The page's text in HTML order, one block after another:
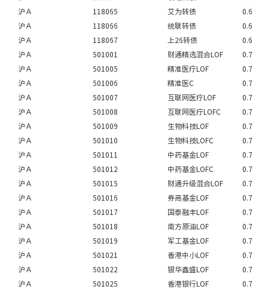
沪Ａ
118065 艾为转债
0.6
沪Ａ
118066 统联转债
0.6
沪Ａ
118067 上26转债
0.6
沪Ａ
501001 财通精选混合LOF
0.7
沪Ａ
501005 精准医疗LOF
0.7
沪Ａ
501006 精准医C
0.7
沪Ａ
501007 互联网医疗LOF
0.7
沪Ａ
501008 互联网医疗LOFC
0.7
沪Ａ
501009 生物科技LOF
0.7
沪Ａ
501010 生物科技LOFC
0.7
沪Ａ
501011 中药基金LOF
0.7
沪Ａ
501012 中药基金LOFC
0.7
沪Ａ
501015 财通升级混合LOF
0.7
沪Ａ
501016 券商基金LOF
0.7
沪Ａ
501017 国泰融丰LOF
0.7
沪Ａ
501018 南方原油LOF
0.7
沪Ａ
501019 军工基金LOF
0.7
沪Ａ
501021 香港中小LOF
0.7
沪Ａ
501022 银华鑫盛LOF
0.7
沪Ａ
501025 香港银行LOF
0.7